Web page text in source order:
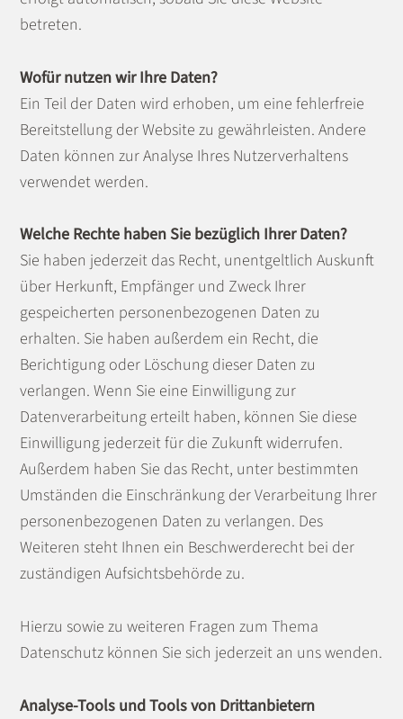
betreten.
Wofür nutzen wir Ihre Daten?
Ein Teil der Daten wird erhoben, um eine fehlerfreie
Bereitstellung der Website zu gewährleisten. Andere
Daten können zur Analyse Ihres Nutzerverhaltens
verwendet werden.
Welche Rechte haben Sie bezüglich Ihrer Daten?
Sie haben jederzeit das Recht, unentgeltlich Auskunft
über Herkunft, Empfänger und Zweck Ihrer
gespeicherten personenbezogenen Daten zu
erhalten. Sie haben außerdem ein Recht, die
Berichtigung oder Löschung dieser Daten zu
verlangen. Wenn Sie eine Einwilligung zur
Datenverarbeitung erteilt haben, können Sie diese
Einwilligung jederzeit für die Zukunft widerrufen.
Außerdem haben Sie das Recht, unter bestimmten
Umständen die Einschränkung der Verarbeitung Ihrer
personenbezogenen Daten zu verlangen. Des
Weiteren steht Ihnen ein Beschwerderecht bei der
zuständigen Aufsichtsbehörde zu.
Hierzu sowie zu weiteren Fragen zum Thema
Datenschutz können Sie sich jederzeit an uns wenden.
Analyse-Tools und Tools von Dritt­anbietern